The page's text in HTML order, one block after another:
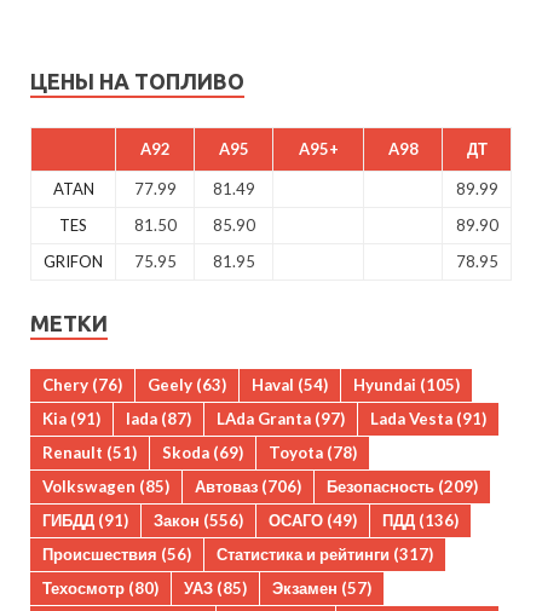
ЦЕНЫ НА ТОПЛИВО
A92 A95 A95+ A98 ДТ
ATAN 77.99 81.49
89.99
TES
81.50 85.90
89.90
GRIFON
75.95 81.95 78.95
МЕТКИ
Chery (76) Geely (63) Haval (54) Hyundai (105)
Kia (91) lada (87) LAda Granta (97) Lada Vesta (91)
Renault (51) Skoda (69) Toyota (78)
Volkswagen (85) Автоваз (706) Безопасность (209)
ГИБДД (91) Закон (556) ОСАГО (49) ПДД (136)
Происшествия (56) Статистика и рейтинги (317)
Техосмотр (80) УАЗ (85) Экзамен (57)